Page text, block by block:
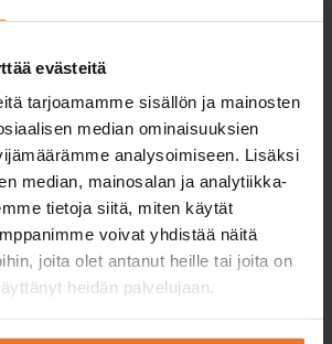
evästeitä
tarjoamamme sisällön ja mainosten
median ominaisuuksien
analysoimiseen. Lisäksi
median, mainosalan ja analytiikka-
tietoja siitä, miten käytät
voivat yhdistää näitä
joita olet antanut heille tai joita on
heidän palvelujaan.
ajotunnit
monipuolisesti
käsittelyä ja ajotaitoja. Näin
ja tosielämän